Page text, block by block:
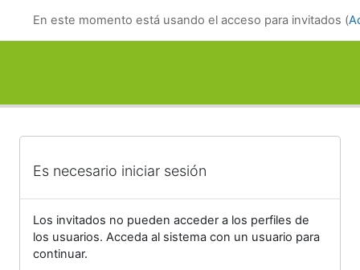
En este momento está usando el acceso para invitados (
Es necesario iniciar sesión
Los invitados no pueden acceder a los perfiles de
los usuarios. Acceda al sistema con un usuario para
continuar.